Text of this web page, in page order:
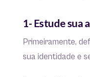
1- Estude sua
Primeiramente,
sua identidade e